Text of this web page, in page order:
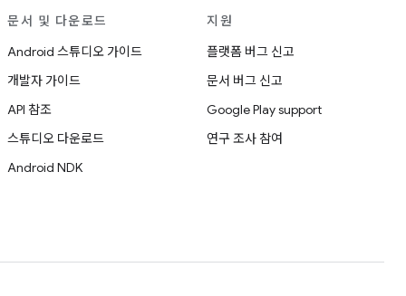
문서 및 다운로드
Android 스튜디오 가이드
개발자 가이드
API 참조
스튜디오 다운로드
Android NDK
지원
플랫폼 버그 신고
문서 버그 신고
Google Play support
연구 조사 참여